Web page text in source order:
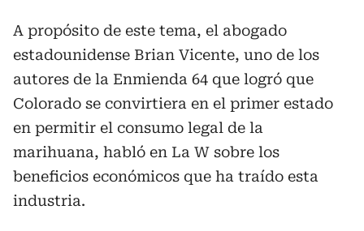
A propósito de este tema, el abogado
estadounidense Brian Vicente, uno de los
autores de la Enmienda 64 que logró que
Colorado se convirtiera en el primer estado
en permitir el consumo legal de la
marihuana, habló en La W sobre los
beneficios económicos que ha traído esta
industria.